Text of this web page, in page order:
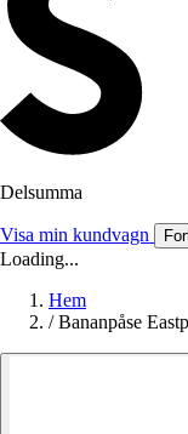
Delsumma
Visa min kundvagn
Loading...
Hem
/ Bananpåse